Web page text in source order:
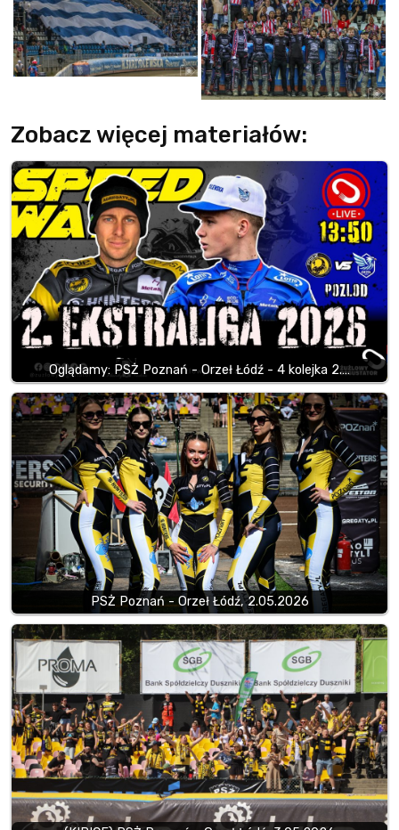
Zobacz więcej materiałów:
Oglądamy: PSŻ Poznań - Orzeł Łódź - 4 kolejka 2.…
PSŻ Poznań - Orzeł Łódź, 2.05.2026